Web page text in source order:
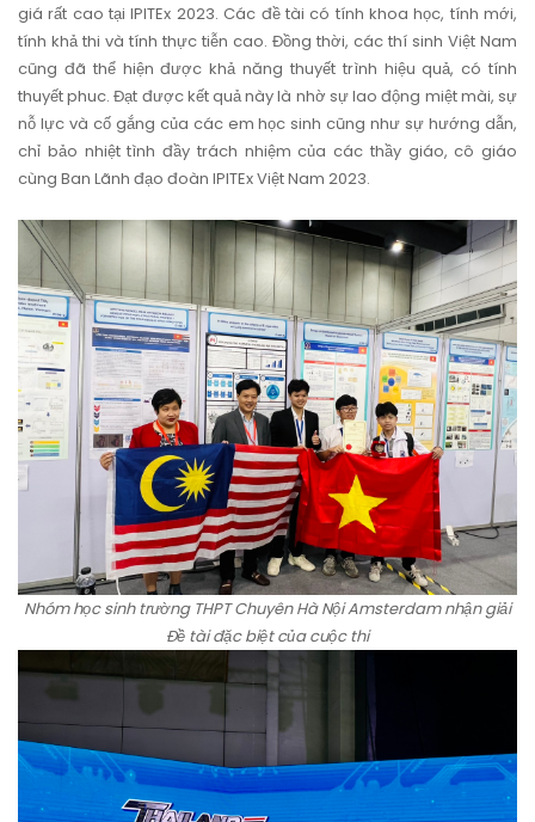
giá rất cao tại IPITEx 2023. Các đề tài có tính khoa học, tính mới,
tính khả thi và tính thực tiễn cao. Đồng thời, các thí sinh Việt Nam
cũng đã thể hiện được khả năng thuyết trình hiệu quả, có tính
thuyết phuc. Đạt được kết quả này là nhờ sự lao động miệt mài, sự
nỗ lực và cố gắng của các em học sinh cũng như sự hướng dẫn,
chỉ bảo nhiệt tình đầy trách nhiệm của các thầy giáo, cô giáo
cùng Ban Lãnh đạo đoàn IPITEx Việt Nam 2023.
Nhóm học sinh trường THPT Chuyên Hà Nội Amsterdam nhận giải
Đề tài đặc biệt của cuộc thi